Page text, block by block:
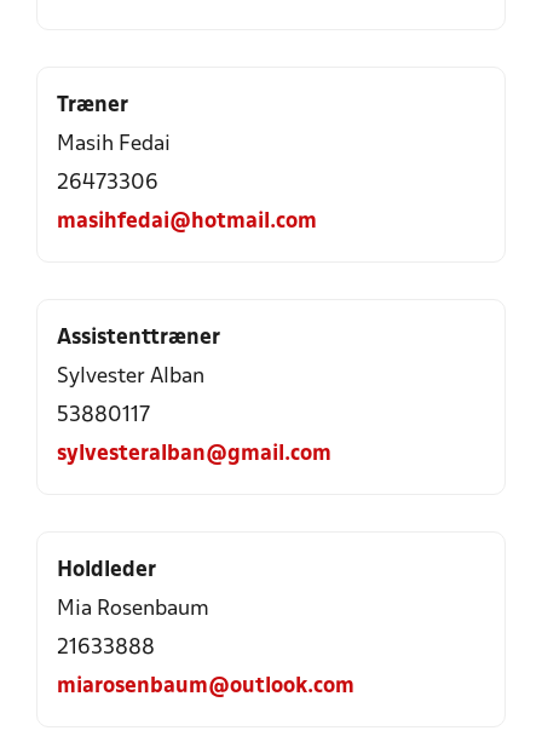
Træner
Masih Fedai
26473306
masihfedai@hotmail.com
Assistenttræner
Sylvester Alban
53880117
sylvesteralban@gmail.com
Holdleder
Mia Rosenbaum
21633888
miarosenbaum@outlook.com